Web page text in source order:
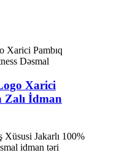
Xarici
Zalı İdman